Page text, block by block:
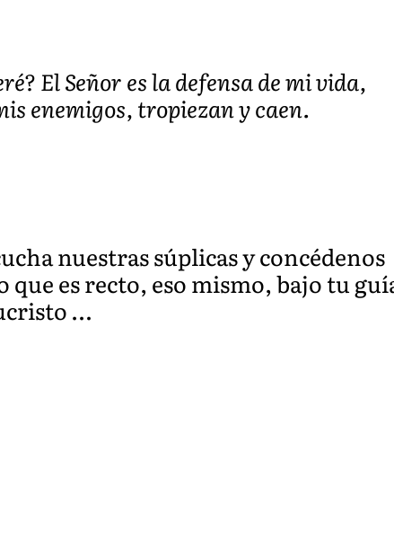
El Señor es la defensa de mi vida,
enemigos, tropiezan y caen.
nuestras súplicas y concédenos
es recto, eso mismo, bajo tu
…